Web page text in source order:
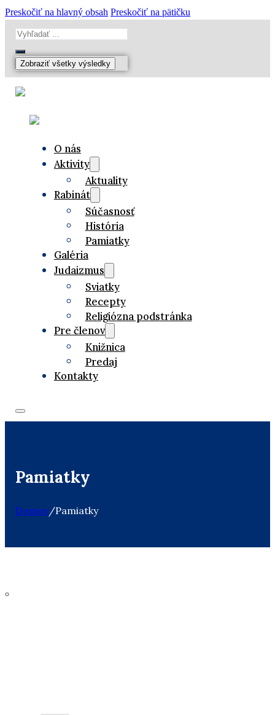
Preskočiť na hlavný obsah Preskočiť na pätičku
Search
...
Zobraziť všetky výsledky
O nás
Aktivity
Aktuality
Rabinát
Súčasnosť
História
Pamiatky
Galéria
Judaizmus
Sviatky
Recepty
Religiózna podstránka
Pre členov
Knižnica
Predaj
Kontakty
Pamiatky
Domov/Pamiatky